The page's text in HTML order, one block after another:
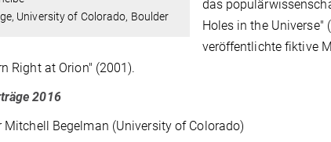
University of Colorado, Boulder
das
Holes in the Universe"
veröffentlichte fiktive
Right at Orion" (2001).
2016
Mitchell Begelman (University of Colorado)